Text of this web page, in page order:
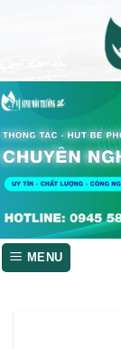
MENU